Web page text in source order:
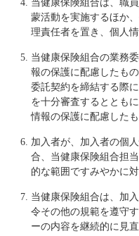
蒙活動を実施するほか
理責任者を置き、個人
当健康保険組合の業務
報の保護に配慮したも
委託契約を締結する際
を十分審査するととも
情報の保護に配慮したも
加入者が、加入者の個
合、当健康保険組合担
的な範囲ですみやかに
当健康保険組合は、加
令その他の規範を遵守
ーの内容を継続的に見